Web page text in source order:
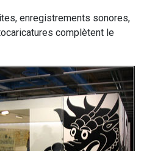
enregistrements sonores,
complètent le